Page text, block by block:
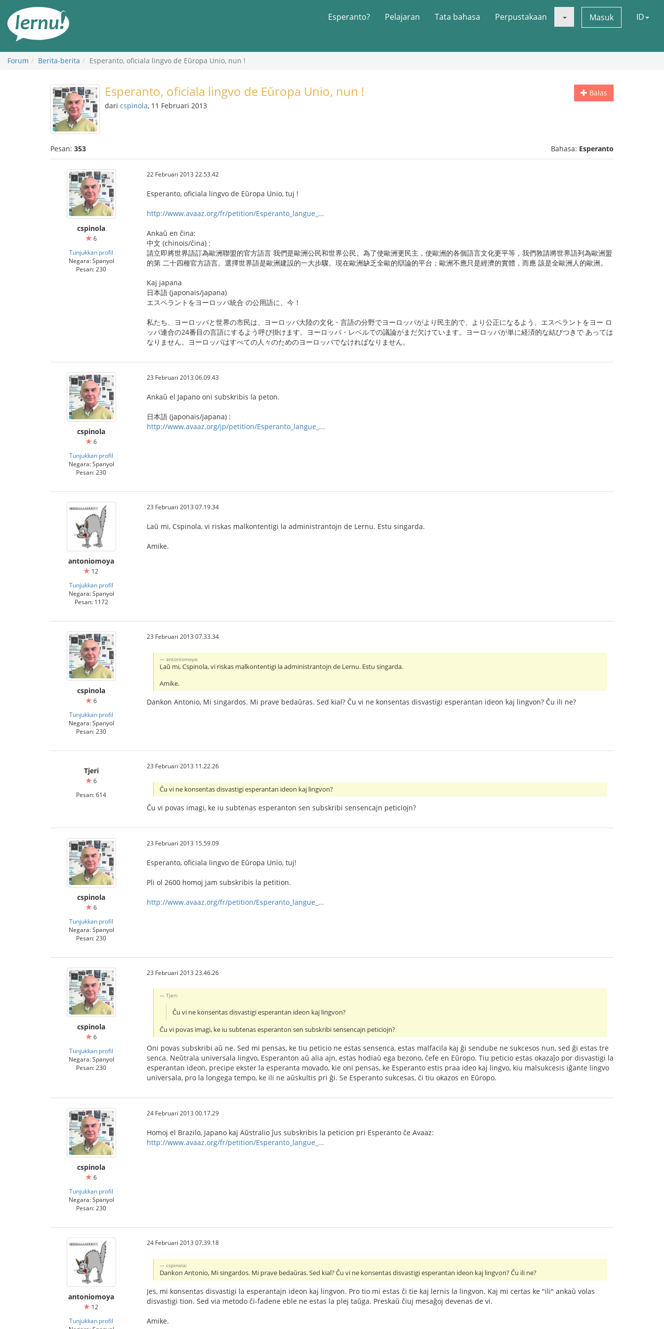
daftar
Esperanto? Pelajaran Tata bahasa Perpustakaan Masuk ID
Forum Berita-berita Esperanto, oficiala lingvo de Eŭropa Unio, nun !
Balas
Esperanto, oficiala lingvo de Eŭropa Unio, nun !
dari cspinola, 11 Februari 2013
Pesan: 353 Bahasa: Esperanto
cspinola
6
Tunjukkan profil
Negara: Spanyol
Pesan: 230
22 Februari 2013 22.53.42
Esperanto, oficiala lingvo de Eŭropa Unio, tuj !
http://www.avaaz.org/fr/petition/Esperanto_langue_...
Ankaŭ en ĉina:
中文 (chinois/ĉina) :
請立即將世界語訂為歐洲聯盟的官方語言 我們是歐洲公民和世界公民。為了使歐洲更民主，使歐洲的各個語言文化更平等，我們敦請將世界語列為歐洲盟
的第 二十四種官方語言。選擇世界語是歐洲建設的一大步驟。現在歐洲缺乏全歐的辯論的平台；歐洲不應只是經濟的實體，而應 該是全歐洲人的歐洲。
Kaj japana
日本語 (japonais/japana)
エスペラントをヨーロッパ統合 の公用語に、今！
私たち、ヨーロッパと世界の市民は、ヨーロッパ大陸の文化・言語の分野でヨーロッパがより民主的で、より公正になるよう、エスペラントをヨー ロ
ッパ連合の24番目の言語にするよう呼び掛けます。ヨーロッパ・レベルでの議論がまだ欠けています。ヨーロッパが単に経済的な結びつきで あっては
なりません。ヨーロッパはすべての人々のためのヨーロッパでなければなりません。
cspinola
6
Tunjukkan profil
Negara: Spanyol
Pesan: 230
23 Februari 2013 06.09.43
Ankaŭ el Japano oni subskribis la peton.
日本語 (japonais/japana) :
http://www.avaaz.org/jp/petition/Esperanto_langue_...
antoniomoya
12
Tunjukkan profil
Negara: Spanyol
Pesan: 1172
23 Februari 2013 07.19.34
Laŭ mi, Cspinola, vi riskas malkontentigi la administrantojn de Lernu. Estu singarda.
Amike.
cspinola
6
Tunjukkan profil
Negara: Spanyol
Pesan: 230
23 Februari 2013 07.33.34
antoniomoya:
Laŭ mi, Cspinola, vi riskas malkontentigi la administrantojn de Lernu. Estu singarda.
Amike.
Dankon Antonio, Mi singardos. Mi prave bedaŭras. Sed kial? Ĉu vi ne konsentas disvastigi esperantan ideon kaj lingvon? Ĉu ili ne?
Tjeri
6
Pesan: 614
23 Februari 2013 11.22.26
Ĉu vi ne konsentas disvastigi esperantan ideon kaj lingvon?
Ĉu vi povas imagi, ke iu subtenas esperanton sen subskribi sensencajn peticiojn?
cspinola
6
Tunjukkan profil
Negara: Spanyol
Pesan: 230
23 Februari 2013 15.59.09
Esperanto, oficiala lingvo de Eŭropa Unio, tuj!
Pli ol 2600 homoj jam subskribis la petition.
http://www.avaaz.org/fr/petition/Esperanto_langue_...
cspinola
6
Tunjukkan profil
Negara: Spanyol
Pesan: 230
23 Februari 2013 23.46.26
Tjeri:
Ĉu vi ne konsentas disvastigi esperantan ideon kaj lingvon?
Ĉu vi povas imagi, ke iu subtenas esperanton sen subskribi sensencajn peticiojn?
Oni povas subskribi aŭ ne. Sed mi pensas, ke tiu peticio ne estas sensenca, estas malfacila kaj ĝi sendube ne sukcesos nun, sed ĝi estas tre
senca. Neŭtrala universala lingvo, Esperanton aŭ alia ajn, estas hodiaŭ ega bezono, ĉefe en Eŭropo. Tiu peticio estas okazaĵo por disvastigi la
esperantan ideon, precipe ekster la esperanta movado, kie oni pensas, ke Esperanto estis praa ideo kaj lingvo, kiu malsukcesis iĝante lingvo
universala, pro la longega tempo, ke ili ne aŭskultis pri ĝi. Se Esperanto sukcesas, ĉi tiu okazos en Eŭropo.
cspinola
6
Tunjukkan profil
Negara: Spanyol
Pesan: 230
24 Februari 2013 00.17.29
Homoj el Brazilo, Japano kaj Aŭstralio ĵus subskribis la peticion pri Esperanto ĉe Avaaz:
http://www.avaaz.org/fr/petition/Esperanto_langue_...
antoniomoya
12
Tunjukkan profil
24 Februari 2013 07.39.18
cspinola:
Dankon Antonio, Mi singardos. Mi prave bedaŭras. Sed kial? Ĉu vi ne konsentas disvastigi esperantan ideon kaj lingvon? Ĉu ili ne?
Jes, mi konsentas disvastigi la esperantajn ideon kaj lingvon. Pro tio mi estas ĉi tie kaj lernis la lingvon. Kaj mi certas ke "ili" ankaŭ volas
disvastigi tion. Sed via metodo ĉi-fadene eble ne estas la plej taŭga. Preskaŭ ĉiuj mesaĝoj devenas de vi.
Amike.